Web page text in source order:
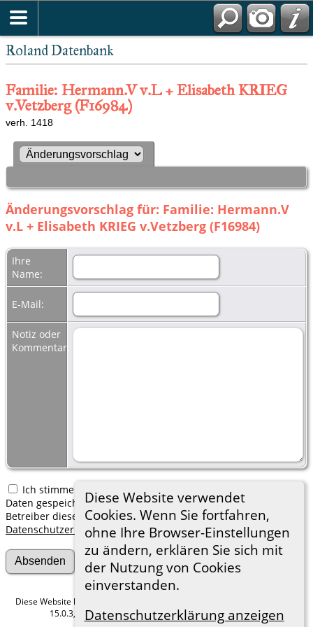
Roland Datenbank
Diese Website verwendet
Cookies. Wenn Sie fortfahren,
ohne Ihre Browser-Einstellungen
zu ändern, erklären Sie sich mit
der Nutzung von Cookies
einverstanden.
Datenschutzerklärung anzeigen
Familie: Hermann.V v.L + Elisabeth KRIEG
v.Vetzberg (F16984)
verh. 1418
Änderungsvorschlag für: Familie: Hermann.V
v.L + Elisabeth KRIEG v.Vetzberg (F16984)
Ihre
Name:
E-Mail:
Notiz oder
Kommentar:
Ich stimme zu, dass meine hier erfassten persönlichen
Daten gespeichert werden. Ich verstehe, dass ich jederzeit den
Betreiber dieser Website bitten kann, diese Daten zu löschen.
Datenschutzerklärung
Diese Website läuft mit
15.0.3, programmiert von Darrin Lythgoe © 2001-2026.